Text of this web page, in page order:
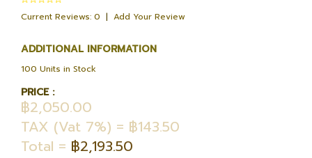
Current Reviews: 0 | Add Your Review
ADDITIONAL INFORMATION
100 Units in Stock
PRICE :
฿2,050.00
TAX (Vat 7%) = ฿143.50
Total = ฿2,193.50